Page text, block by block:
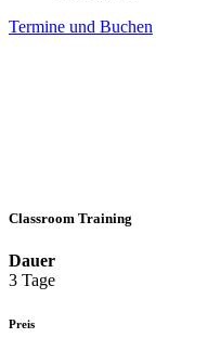
Termine und Buchen
Classroom Training
Dauer
3 Tage
Preis